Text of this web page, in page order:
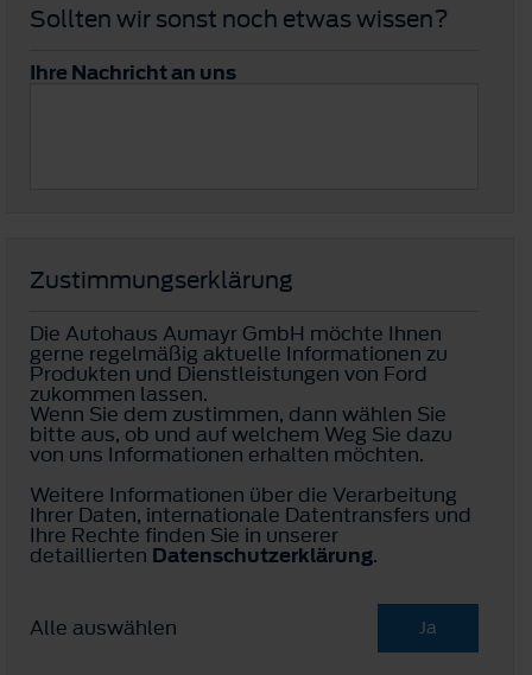
Sollten wir sonst noch etwas wissen?
Ihre Nachricht an uns
Zustimmungserklärung
Die Autohaus Aumayr GmbH möchte Ihnen
gerne regelmäßig aktuelle Informationen zu
Produkten und Dienstleistungen von Ford
zukommen lassen.
Wenn Sie dem zustimmen, dann wählen Sie
bitte aus, ob und auf welchem Weg Sie dazu
von uns Informationen erhalten möchten.
Weitere Informationen über die Verarbeitung
Ihrer Daten, internationale Datentransfers und
Ihre Rechte finden Sie in unserer
detaillierten Datenschutzerklärung.
Alle auswählen Ja